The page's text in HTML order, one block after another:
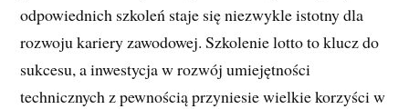
odpowiednich szkoleń staje się niezwykle istotny dla
rozwoju kariery zawodowej. Szkolenie lotto to klucz do
sukcesu, a inwestycja w rozwój umiejętności
technicznych z pewnością przyniesie wielkie korzyści w